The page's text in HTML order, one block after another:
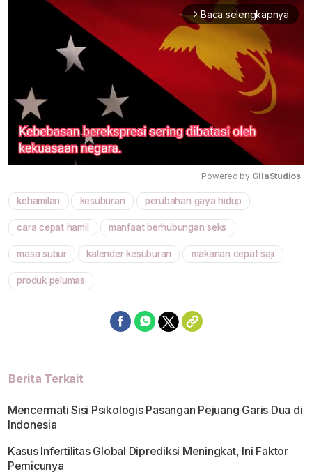
arrow_forward_ios Baca selengkapnya
Powered by GliaStudios
kehamilan kesuburan perubahan gaya hidup
cara cepat hamil manfaat berhubungan seks
masa subur kalender kesuburan makanan cepat saji
produk pelumas
Berita Terkait
Mencermati Sisi Psikologis Pasangan Pejuang Garis Dua di
Indonesia
Kasus Infertilitas Global Diprediksi Meningkat, Ini Faktor
Pemicunya